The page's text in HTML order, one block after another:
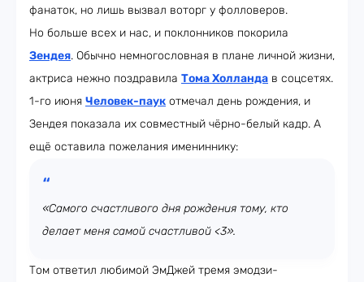
фанаток, но лишь вызвал воторг у фолловеров.
Но больше всех и нас, и поклонников покорила
Зендея. Обычно немногословная в плане личной жизни,
актриса нежно поздравила Тома Холланда в соцсетях.
1-го июня Человек-паук отмечал день рождения, и
Зендея показала их совместный чёрно-белый кадр. А
ещё оставила пожелания имениннику:
«Самого счастливого дня рождения тому, кто
делает меня самой счастливой <3».
Том ответил любимой ЭмДжей тремя эмодзи-